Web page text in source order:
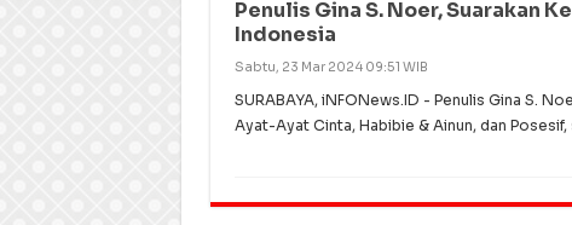
Penulis Gina S. Noer, Suarakan
Indonesia
Sabtu, 23 Mar 2024 09:51 WIB
SURABAYA, iNFONews.ID - Penulis Gina S.
Ayat-Ayat Cinta, Habibie & Ainun, dan Posesif,